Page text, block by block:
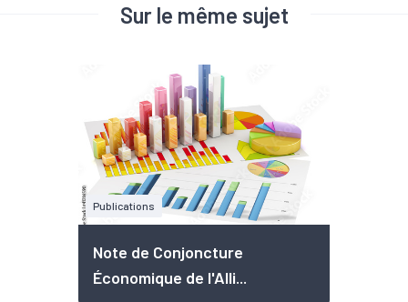
Sur le même sujet
Publications
Note de Conjoncture
Économique de l'Alli...